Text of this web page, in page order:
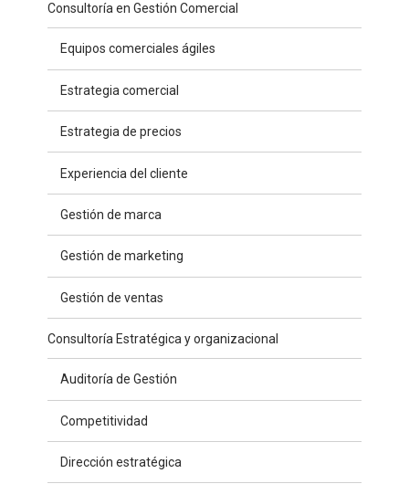
Consultoría en Gestión Comercial
Equipos comerciales ágiles
Estrategia comercial
Estrategia de precios
Experiencia del cliente
Gestión de marca
Gestión de marketing
Gestión de ventas
Consultoría Estratégica y organizacional
Auditoría de Gestión
Competitividad
Dirección estratégica